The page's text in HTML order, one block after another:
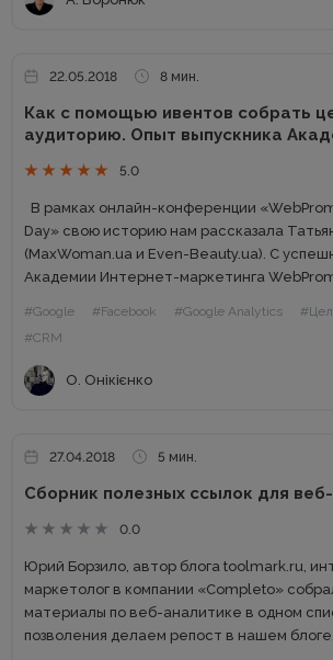
22.05.2018 8 мин.
Как с помощью ивентов собрать
аудиторию. Опыт выпускника
5.0
Day» свою историю нам рассказала
(MaxWoman.ua и Even-Beauty.ua). С
Академии Интернет-маркетинга
Оникиенко. Досье: Татьяна Скорнякова Основатель
всеукраинского портала по поиску
MaxWoman.ua. и...
#Google #Facebook #Google Analytics
#CRM
О. Онікієнко
27.04.2018 5 мин.
Сборник полезных ссылок для
0.0
Юрий Борзило, автор блога toolmark.ru,
маркетолог в компании «Completo»
материалы по веб-аналитике в одном
позволения делаем репост в нашем блоге. Google Analytics